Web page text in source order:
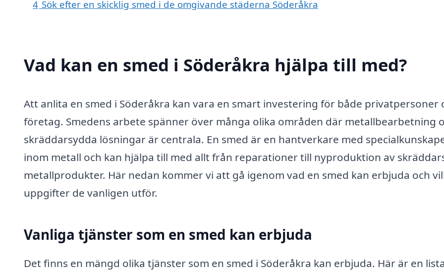
4 Sök efter en skicklig smed i de omgivande städerna Söderåkra
Vad kan en smed i Söderåkra hjälpa till med?
Att anlita en smed i Söderåkra kan vara en smart investering för både privatpersoner
företag. Smedens arbete spänner över många olika områden där metallbearbetning
skräddarsydda lösningar är centrala. En smed är en hantverkare med
inom metall och kan hjälpa till med allt från reparationer till nyproduktion av
metallprodukter. Här nedan kommer vi att gå igenom vad en smed kan erbjuda och
uppgifter de vanligen utför.
Vanliga tjänster som en smed kan erbjuda
Det finns en mängd olika tjänster som en smed i Söderåkra kan erbjuda. Här är en